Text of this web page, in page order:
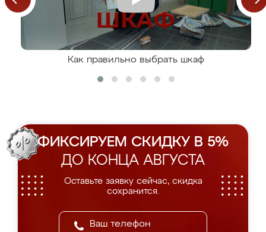
Как правильно выбрать шкаф
ФИКСИРУЕМ СКИДКУ В 5%
ДО КОНЦА АВГУСТА
Оставьте заявку сейчас, скидка
сохранится.